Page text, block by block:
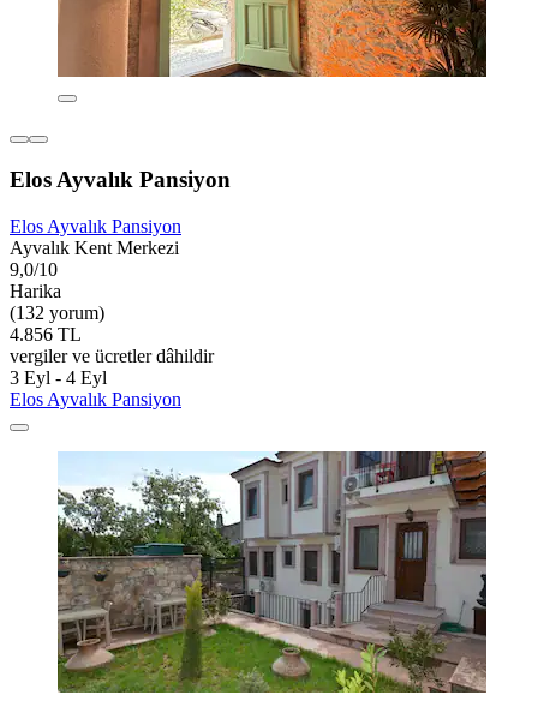
Elos Ayvalık Pansiyon
Elos Ayvalık Pansiyon
Ayvalık Kent Merkezi
9,0/10
Harika
(132 yorum)
4.856 TL
vergiler ve ücretler dâhildir
3 Eyl - 4 Eyl
Elos Ayvalık Pansiyon